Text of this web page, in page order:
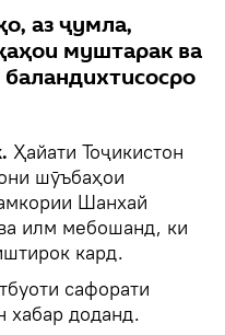
аз ҷумла,
муштарак ва
Ҳайати Тоҷикистон
шӯъбаҳои
Шанхай
илм мебошанд, ки
кард.
сафорати
хабар доданд.